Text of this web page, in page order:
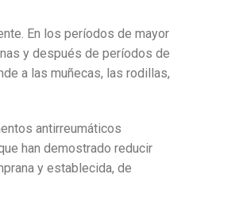
En los períodos de mayor
y después de períodos de
a las muñecas, las rodillas,
antirreumáticos
han demostrado reducir
y establecida, de